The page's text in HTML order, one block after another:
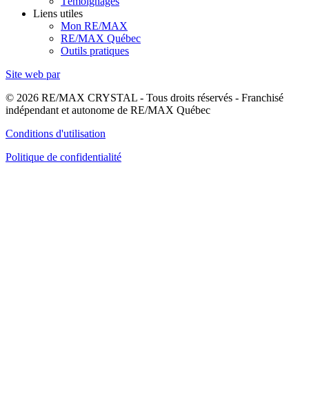
Liens utiles
Mon RE/MAX
RE/MAX Québec
Outils pratiques
Site web par
© 2026 RE/MAX CRYSTAL - Tous droits réservés - Franchisé
indépendant et autonome de RE/MAX Québec
Conditions d'utilisation
Politique de confidentialité